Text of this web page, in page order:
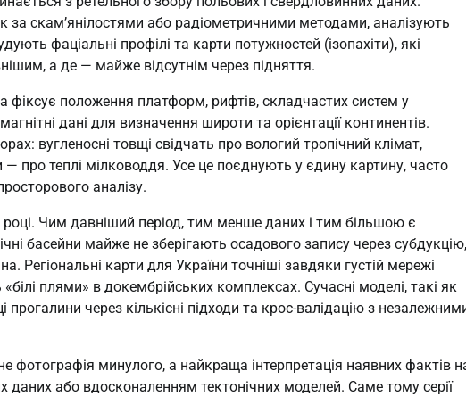
за скам’янілостями або радіометричними методами, аналізують
фаціальні профілі та карти потужностей (ізопахіти), які
а де — майже відсутнім через підняття.
фіксує положення платформ, рифтів, складчастих систем у
дані для визначення широти та орієнтації континентів.
вугленосні товщі свідчать про вологий тропічний клімат,
про теплі мілководдя. Усе це поєднують у єдину картину, часто
аналізу.
Чим давніший період, тим менше даних і тим більшою є
басейни майже не зберігають осадового запису через субдукцію,
Регіональні карти для України точніші завдяки густій мережі
плями» в докембрійських комплексах. Сучасні моделі, такі як
через кількісні підходи та крос-валідацію з
фотографія минулого, а найкраща інтерпретація наявних фактів
або вдосконаленням тектонічних моделей. Саме тому серії